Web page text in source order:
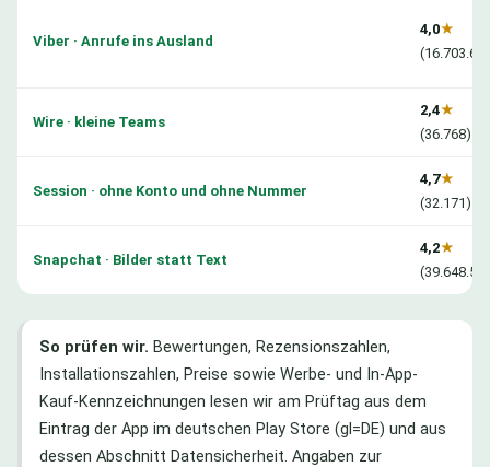
Viber · Anrufe ins Ausland
4,0★
Wire · kleine Teams
2,4★
(36.768)
Session · ohne Konto und ohne Nummer
4,7★
(32.171)
Snapchat · Bilder statt Text
4,2★
So prüfen wir. Bewertungen, Rezensionszahlen,
Installationszahlen, Preise sowie Werbe- und In-App-
Kauf-Kennzeichnungen lesen wir am Prüftag aus dem
Eintrag der App im deutschen Play Store (gl=DE) und aus
dessen Abschnitt Datensicherheit. Angaben zur